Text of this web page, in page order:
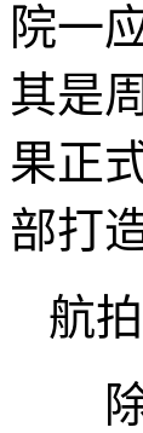
院一
其是
果正
部打
航
除